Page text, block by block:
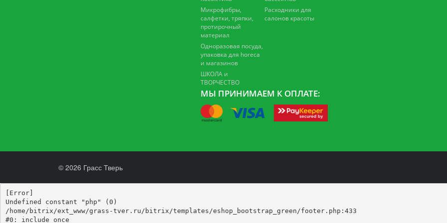
Микрофибры,
салфетки, тряпки,
протирочный
материал
Одноразовая посуда,
упаковка для horeca
и магазинов
ШКОЛА и
ТВОРЧЕСТВО
Расходники для
салонов красоты
МЫ ПРИНИМАЕМ К ОПЛАТЕ:
© 2026 Грасс Тверь
[Error]
Undefined constant "php" (0)
/home/bitrix/ext_www/grass-tver.ru/bitrix/templates/eshop_bootstrap_green/footer.php:433
#0: include_once